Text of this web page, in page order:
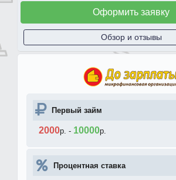
Оформить заявку
Обзор и отзывы
Первый займ
2000р. - 10000р.
Процентная ставка